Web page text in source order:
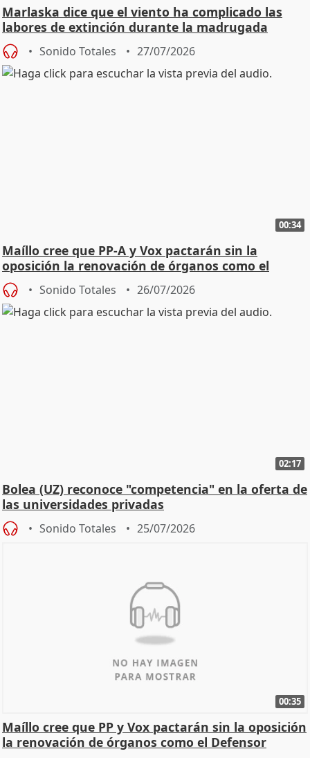
Marlaska dice que el viento ha complicado las
labores de extinción durante la madrugada
Sonido Totales 27/07/2026
00:34
Maíllo cree que PP-A y Vox pactarán sin la
oposición la renovación de órganos como el
Defensor
Sonido Totales 26/07/2026
02:17
Bolea (UZ) reconoce "competencia" en la oferta de
las universidades privadas
Sonido Totales 25/07/2026
00:35
Maíllo cree que PP y Vox pactarán sin la oposición
la renovación de órganos como el Defensor